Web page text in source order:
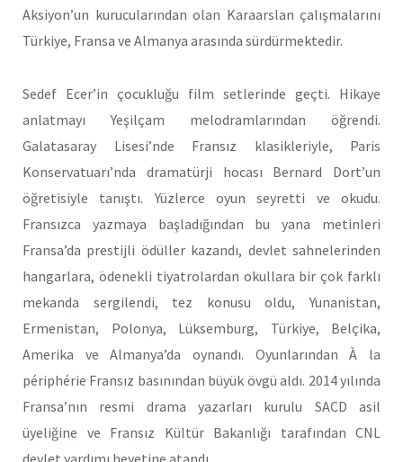
Aksiyon’un kurucularından olan Karaarslan çalışmalarını
Türkiye, Fransa ve Almanya arasında sürdürmektedir.
Sedef Ecer’in çocukluğu film setlerinde geçti. Hikaye
anlatmayı Yeşilçam melodramlarından öğrendi.
Galatasaray Lisesi’nde Fransız klasikleriyle, Paris
Konservatuarı’nda dramatürji hocası Bernard Dort’un
öğretisiyle tanıştı. Yüzlerce oyun seyretti ve okudu.
Fransızca yazmaya başladığından bu yana metinleri
Fransa’da prestijli ödüller kazandı, devlet sahnelerinden
hangarlara, ödenekli tiyatrolardan okullara bir çok farklı
mekanda sergilendi, tez konusu oldu, Yunanistan,
Ermenistan, Polonya, Lüksemburg, Türkiye, Belçika,
Amerika ve Almanya’da oynandı. Oyunlarından À la
périphérie Fransız basınından büyük övgü aldı. 2014 yılında
Fransa’nın resmi drama yazarları kurulu SACD asil
üyeliğine ve Fransız Kültür Bakanlığı tarafından CNL
devlet yardımı heyetine atandı.